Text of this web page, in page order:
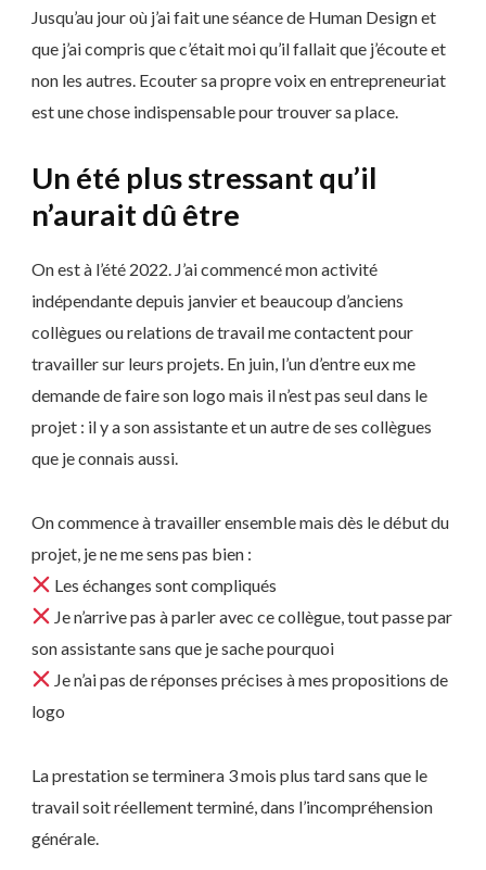
Jusqu’au jour où j’ai fait une séance de Human Design et
que j’ai compris que c’était moi qu’il fallait que j’écoute et
non les autres. Ecouter sa propre voix en entrepreneuriat
est une chose indispensable pour trouver sa place.
Un été plus stressant qu’il
n’aurait dû être
On est à l’été 2022. J’ai commencé mon activité
indépendante depuis janvier et beaucoup d’anciens
collègues ou relations de travail me contactent pour
travailler sur leurs projets. En juin, l’un d’entre eux me
demande de faire son logo mais il n’est pas seul dans le
projet : il y a son assistante et un autre de ses collègues
que je connais aussi.
On commence à travailler ensemble mais dès le début du
projet, je ne me sens pas bien :
Les échanges sont compliqués
Je n’arrive pas à parler avec ce collègue, tout passe par
son assistante sans que je sache pourquoi
Je n’ai pas de réponses précises à mes propositions de
logo
La prestation se terminera 3 mois plus tard sans que le
travail soit réellement terminé, dans l’incompréhension
générale.